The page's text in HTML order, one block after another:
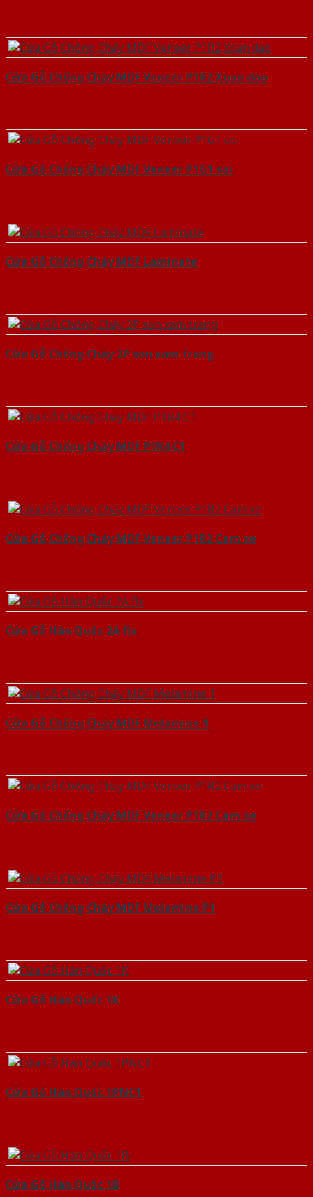
Cửa Gỗ Chống Cháy MDF Veneer P1R2 Xoan dao
Cửa Gỗ Chống Cháy MDF Veneer P1G1 soi
Cửa Gỗ Chống Cháy MDF Laminate
Cửa Gỗ Chống Cháy 2P son xam trang
Cửa Gỗ Chống Cháy MDF P1R4 C1
Cửa Gỗ Chống Cháy MDF Veneer P1R2 Cam xe
Cửa Gỗ Hàn Quốc 2A fix
Cửa Gỗ Chống Cháy MDF Melamine 1
Cửa Gỗ Chống Cháy MDF Veneer P1R2 Cam xe
Cửa Gỗ Chống Cháy MDF Melamine P1
Cửa Gỗ Hàn Quốc 1K
Cửa Gỗ Hàn Quốc 1PNC1
Cửa Gỗ Hàn Quốc 1B